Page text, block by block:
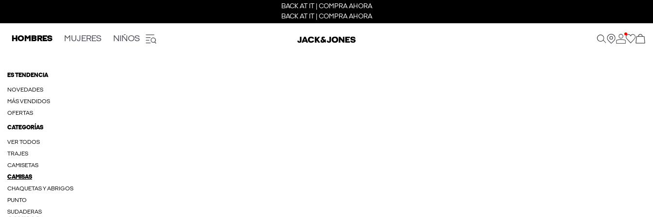
BACK AT IT | COMPRA AHORA
BACK AT IT | COMPRA AHORA
HOMBRES MUJERES NIÑOS
ES TENDENCIA
NOVEDADES
MÁS VENDIDOS
OFERTAS
CATEGORÍAS
VER TODOS
TRAJES
CAMISETAS
CAMISAS
CHAQUETAS Y ABRIGOS
PUNTO
SUDADERAS